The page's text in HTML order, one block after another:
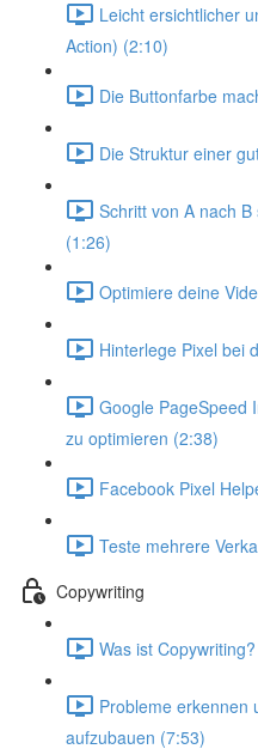
Leicht ersichtlicher
Action) (2:10)
Die Buttonfarbe
Die Struktur einer
Schritt von A nach
(1:26)
Optimiere deine
Hinterlege Pixel bei
Google PageSpeed
zu optimieren (2:38)
Facebook Pixel
Teste mehrere
Copywriting
Was ist
Probleme erkennen
aufzubauen (7:53)